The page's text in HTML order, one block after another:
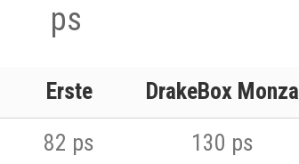
ps
Erste
DrakeBox Monza
82 ps
130 ps